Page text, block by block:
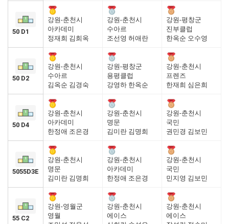
50 D1
강원-춘천시
아카데미
정재희 김희옥
강원-춘천시
수아르
조선영 허애란
강원-평창군
진부클럽
한옥순 오수영
50 D2
강원-춘천시
수아르
김옥순 김경숙
강원-평창군
용평클럽
강영하 한옥순
강원-춘천시
프렌즈
한재희 심은희
50 D4
강원-춘천시
아카데미
한정애 조은경
강원-춘천시
명문
김미란 김명희
강원-춘천시
국민
권민경 김보민
5055D3E
강원-춘천시
명문
김미란 김명희
강원-춘천시
아카데미
한정애 조은경
강원-춘천시
국민
민지영 김보민
55 C2
강원-영월군
영월
강원-춘천시
에이스
강원-춘천시
에이스